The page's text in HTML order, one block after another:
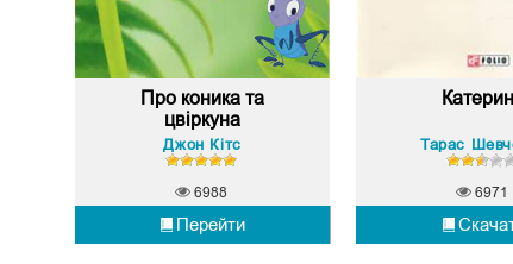
Про коника та
цвіркуна
Джон Кітс
Перейти
6988
Тарас
6971